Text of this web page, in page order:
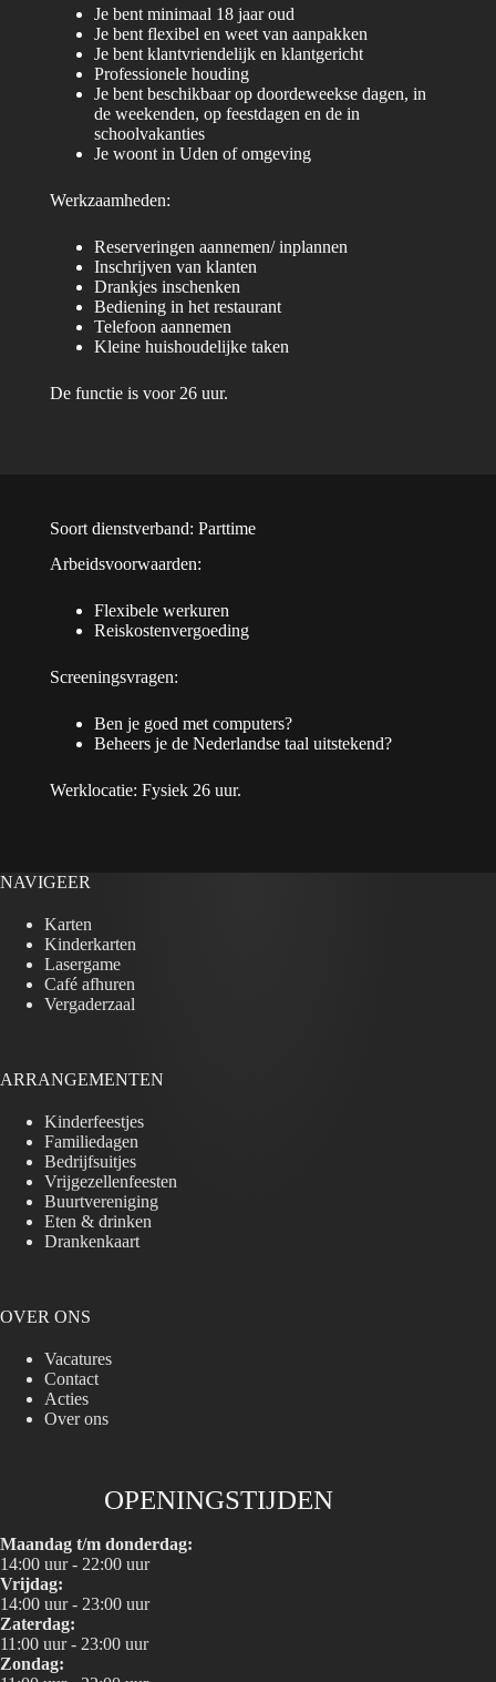
Je bent minimaal 18 jaar oud
Je bent flexibel en weet van aanpakken
Je bent klantvriendelijk en klantgericht
Professionele houding
Je bent beschikbaar op doordeweekse dagen, in
de weekenden, op feestdagen en de in
schoolvakanties
Je woont in Uden of omgeving
Werkzaamheden:
Reserveringen aannemen/ inplannen
Inschrijven van klanten
Drankjes inschenken
Bediening in het restaurant
Telefoon aannemen
Kleine huishoudelijke taken
De functie is voor 26 uur.
Soort dienstverband: Parttime
Arbeidsvoorwaarden:
Flexibele werkuren
Reiskostenvergoeding
Screeningsvragen:
Ben je goed met computers?
Beheers je de Nederlandse taal uitstekend?
Werklocatie: Fysiek 26 uur.
NAVIGEER
Karten
Kinderkarten
Lasergame
Café afhuren
Vergaderzaal
ARRANGEMENTEN
Kinderfeestjes
Familiedagen
Bedrijfsuitjes
Vrijgezellenfeesten
Buurtvereniging
Eten & drinken
Drankenkaart
OVER ONS
Vacatures
Contact
Acties
Over ons
OPENINGSTIJDEN
Maandag t/m donderdag:
14:00 uur - 22:00 uur
Vrijdag:
14:00 uur - 23:00 uur
Zaterdag:
11:00 uur - 23:00 uur
Zondag: